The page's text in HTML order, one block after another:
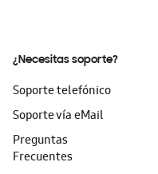
¿Necesitas soporte?
Soporte telefónico
Soporte vía eMail
Preguntas
Frecuentes